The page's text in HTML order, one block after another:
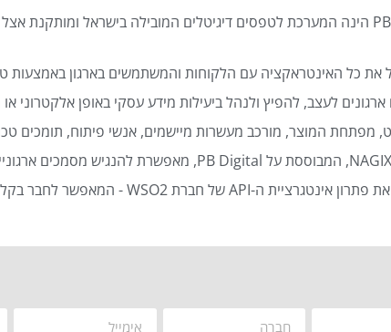
את כל האינטראקציה עם הלקוחות והמשתמשים בארגון באמצעות
לעצב, להפיץ ולנהל ביעילות מידע עסקי באופן אלקטרוני או
מפתחת המוצר, מורכב מעשרות מיישמים, אנשי פיתוח, תומכים